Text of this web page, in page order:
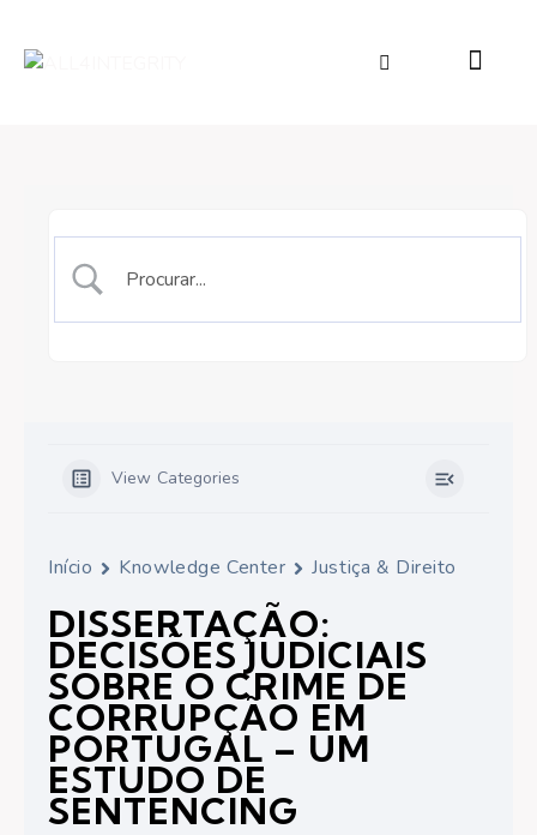
View Categories
Início Knowledge Center Justiça & Direito
DISSERTAÇÃO:
DECISÕES JUDICIAIS
SOBRE O CRIME DE
CORRUPÇÃO EM
PORTUGAL – UM
ESTUDO DE
SENTENCING